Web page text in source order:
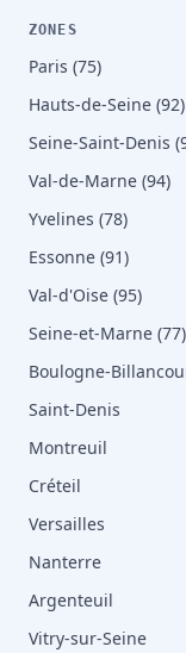
ZONES
Paris (75)
Hauts-de-Seine (92)
Seine-Saint-Denis
Val-de-Marne (94)
Yvelines (78)
Essonne (91)
Val-d'Oise (95)
Seine-et-Marne (77)
Boulogne-
Saint-Denis
Montreuil
Créteil
Versailles
Nanterre
Argenteuil
Vitry-sur-Seine